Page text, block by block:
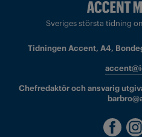
Sveriges största tidning
Tidningen Accent, A4,
Chefredaktör och ansvarig